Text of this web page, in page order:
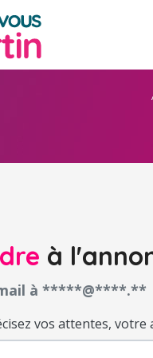
à
à *****@****.**
vos attentes, votre